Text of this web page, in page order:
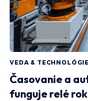
VEDA & TECHNOLÓGIE
Časovanie a
funguje relé